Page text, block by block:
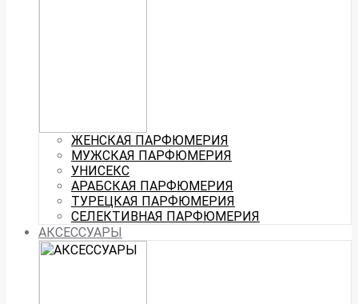
ЖЕНСКАЯ ПАРФЮМЕРИЯ
МУЖСКАЯ ПАРФЮМЕРИЯ
УНИСЕКС
АРАБСКАЯ ПАРФЮМЕРИЯ
ТУРЕЦКАЯ ПАРФЮМЕРИЯ
СЕЛЕКТИВНАЯ ПАРФЮМЕРИЯ
АКСЕССУАРЫ